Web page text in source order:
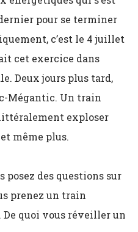
pour se terminer
c’est le 4 juillet
cet exercice dans
Deux jours plus tard,
Mégantic. Un train
exploser
même plus.
posez des questions sur
prenez un train
quoi vous réveiller un